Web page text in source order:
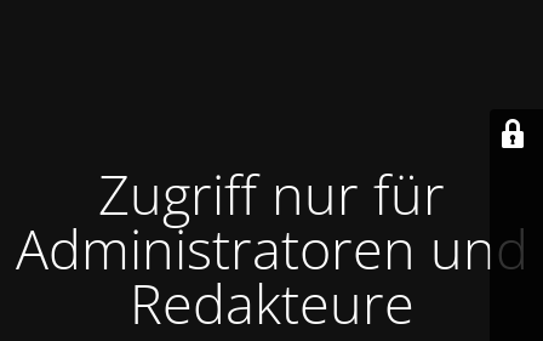
Zugriff nur für
Administratoren und
Redakteure